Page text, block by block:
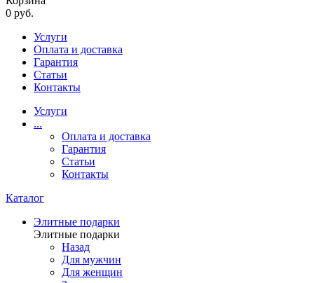
0 руб.
Услуги
Оплата и доставка
Гарантия
Статьи
Контакты
Услуги
...
Оплата и доставка
Гарантия
Статьи
Контакты
Каталог
Элитные подарки
Элитные подарки
Назад
Для мужчин
Для женщин